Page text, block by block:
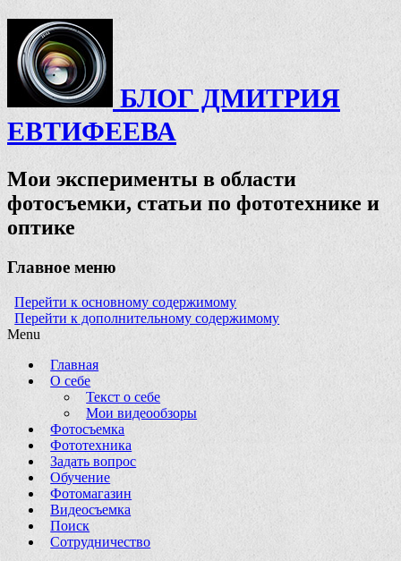
БЛОГ ДМИТРИЯ
ЕВТИФЕЕВА
Мои эксперименты в области
фотосъемки, статьи по фототехнике и
оптике
Главное меню
Перейти к основному содержимому
Перейти к дополнительному содержимому
Menu
Главная
О себе
Текст о себе
Мои видеообзоры
Фотосъемка
Фототехника
Задать вопрос
Обучение
Фотомагазин
Видеосъемка
Поиск
Сотрудничество